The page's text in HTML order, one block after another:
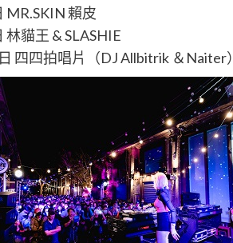
MR.SKIN 賴皮
林貓王 & SLASHIE
四四拍唱片（DJ Allbitrik ＆Naiter）